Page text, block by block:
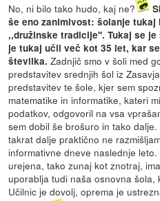
No, ni bilo tako hudo, kaj ne?
še eno zanimivost: šolanje tukaj
,,družinske tradicije''. Tukaj se
je tukaj učil več kot 35 let, kar
številka.Zadnjič smo v šoli med
predstavitev srednjih šol iz
predstavitev te šole, kjer sem
matematike in informatike, kateri
podatkov, odgovoril na vsa
sem dobil še brošuro in tako
takrat dalje praktično ne
informativne dneve naslednje
urejena, tako zunaj kot znotraj,
uporablja tudi naša osnovna šola,
Učilnic je dovolj, oprema je